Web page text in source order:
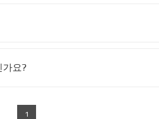
가요?
1